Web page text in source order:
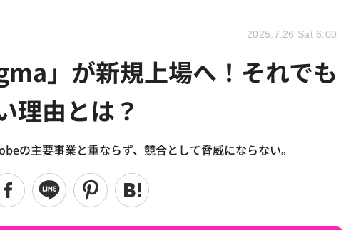
」が新規上場へ！それでも
理由とは？
の主要事業と重ならず、競合として脅威にならない。
2025.7.26 Sat 6:00